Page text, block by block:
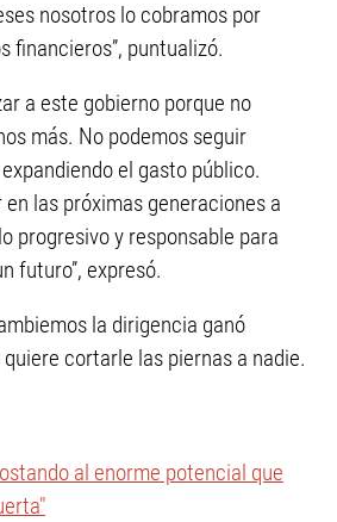
nosotros lo cobramos por
financieros”, puntualizó.
a este gobierno porque no
más. No podemos seguir
el gasto público.
las próximas generaciones a
progresivo y responsable para
futuro”, expresó.
la dirigencia ganó
cortarle las piernas a nadie.
al enorme potencial que